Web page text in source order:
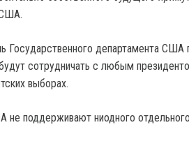
Государственного департамента
сотрудничать с любым
выборах.
не поддерживают ниодного